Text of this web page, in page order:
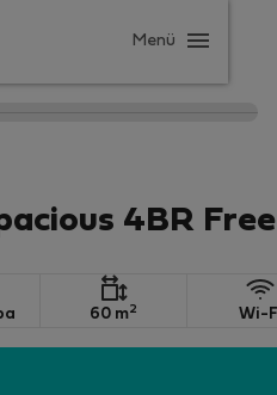
Menü
4BR
60 m2 Wi-